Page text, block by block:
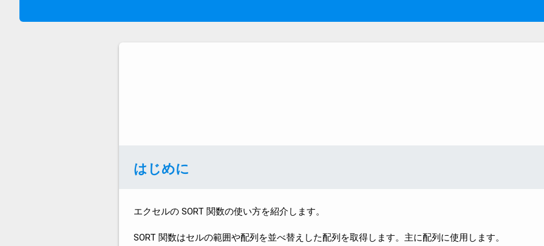
はじめに
エクセルの SORT 関数の使い方を紹介します。
SORT 関数はセルの範囲や配列を並べ替えした配列を取得します。主に配列に使用します。